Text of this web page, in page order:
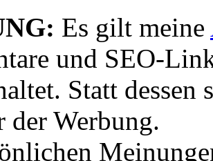
Es gilt meine
und SEO-
Statt dessen
der Werbung.